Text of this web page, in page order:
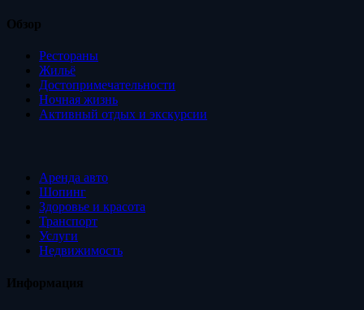
Обзор
Рестораны
Жильё
Достопримечательности
Ночная жизнь
Активный отдых и экскурсии
Аренда авто
Шопинг
Здоровье и красота
Транспорт
Услуги
Недвижимость
Информация